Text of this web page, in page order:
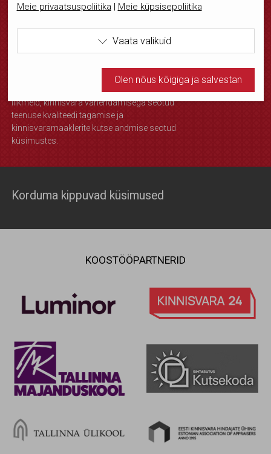
Annely Sermat
liikmeid, kinnisvara vahendamisega seotud
teenuse kvaliteedi tagamise ja
kinnisvaramaaklerite kutse andmise seotud
küsimustes.
Korduma kippuvad küsimused
KOOSTÖÖPARTNERID
Meie privaatsuspoliitika | Meie küpsisepoliitika
 Vaata valikuid
Kasutame tehnilisi küpsiseid, mis on vajalikud veebi
toimimiseks. Seadusega lubatud kohustuslikud
küpsised.
Olen nõus statistika küpsistega. Võimaldavad jälgida
näiteks veebiliiklust.
Olen nõus ja salvestan
Olen nõus kõigiga ja salvestan